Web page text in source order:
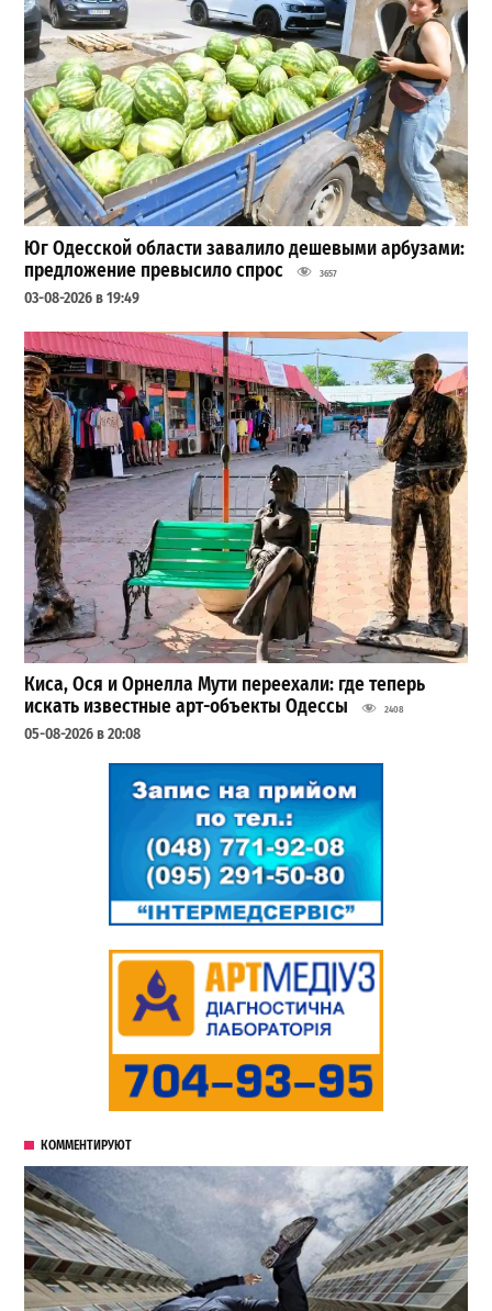
Юг Одесской области завалило дешевыми арбузами:
предложение превысило спрос
3657
03-08-2026 в 19:49
Киса, Ося и Орнелла Мути переехали: где теперь
искать известные арт-объекты Одессы
2408
05-08-2026 в 20:08
КОММЕНТИРУЮТ